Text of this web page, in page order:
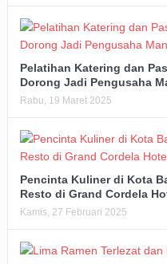
Pelatihan Katering dan
Dorong Jadi Pengusaha
Rabu, 19 Maret 2025
Pencinta Kuliner di Kota
Resto di Grand Cordela
Kamis, 27 Februari 2025